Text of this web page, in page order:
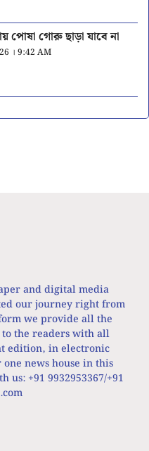
পোষা গোরু ছাড়া যাবে না
। 9:42 AM
and digital media
our journey right from
we provide all the
the readers with all
edition, in electronic
news house in this
us: +91 9932953367/+91